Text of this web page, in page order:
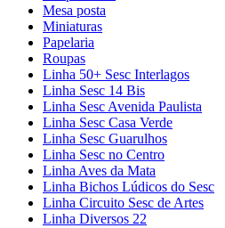
Mesa posta
Miniaturas
Papelaria
Roupas
Linha 50+ Sesc Interlagos
Linha Sesc 14 Bis
Linha Sesc Avenida Paulista
Linha Sesc Casa Verde
Linha Sesc Guarulhos
Linha Sesc no Centro
Linha Aves da Mata
Linha Bichos Lúdicos do Sesc
Linha Circuito Sesc de Artes
Linha Diversos 22